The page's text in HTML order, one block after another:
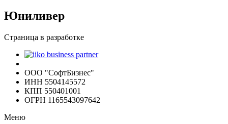
Юниливер
Страница в разработке
ООО "СофтБизнес"
ИНН 5504145572
КПП 550401001
ОГРН 1165543097642
Меню